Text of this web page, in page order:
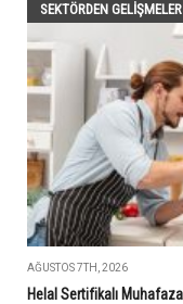
SEKTÖRDEN GELIŞMELER
AĞUSTOS 7TH, 2026
Helal Sertifikalı